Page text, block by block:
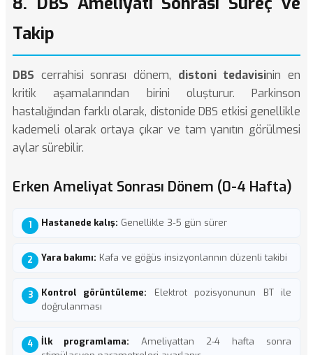
Takip
DBS cerrahisi sonrası dönem, distoni tedavisinin en
kritik aşamalarından birini oluşturur. Parkinson
hastalığından farklı olarak, distonide DBS etkisi genellikle
kademeli olarak ortaya çıkar ve tam yanıtın görülmesi
aylar sürebilir.
Erken Ameliyat Sonrası Dönem (0-4 Hafta)
Hastanede kalış: Genellikle 3-5 gün sürer
Yara bakımı: Kafa ve göğüs insizyonlarının düzenli takibi
Kontrol görüntüleme: Elektrot pozisyonunun BT ile
doğrulanması
İlk programlama: Ameliyattan 2-4 hafta sonra